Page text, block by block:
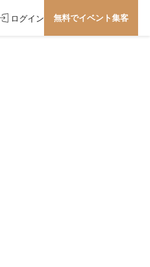
ログイン 無料でイベント集客